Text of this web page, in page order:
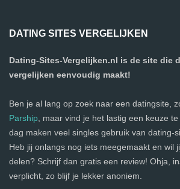
DATING SITES VERGELIJKEN
Dating-Sites-Vergelijken.nl is de site die
vergelijken eenvoudig maakt!
Ben je al lang op zoek naar een datingsite,
Parship , maar vind je het lastig een keuze
dag maken veel singles gebruik van dating-
Heb jij onlangs nog iets meegemaakt en wil
delen? Schrijf dan gratis een review! Ohja,
verplicht, zo blijf je lekker anoniem.